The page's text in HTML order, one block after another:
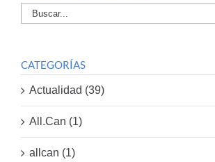
Buscar
por:
CATEGORÍAS
Actualidad (39)
All.Can (1)
allcan (1)